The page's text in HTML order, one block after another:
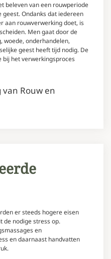
beleven van een rouwperiode
Ondanks dat iedereen
aan rouwverwerking doet, is
Men gaat door de
woede, onderhandelen,
geest heeft tijd nodig. De
bij het verwerkingsproces
van Rouw en
er steeds hogere eisen
de nodige stress op.
en
en daarnaast handvatten